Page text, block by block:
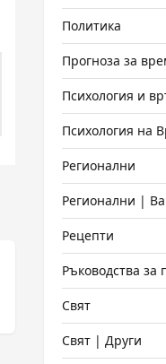
Политика
Прогноза за
Психология и
Психология на
Регионални
Регионални |
Рецепти
Ръководства за
Свят
Свят | Други